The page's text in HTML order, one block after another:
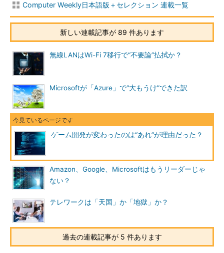
Computer Weekly日本語版＋セレクション 連載一覧
新しい連載記事が 89 件あります
無線LANはWi-Fi 7移行で“不要論”払拭か？
Microsoftが「Azure」で“大もうけ”できた訳
ゲーム開発が変わったのは“あれ”が理由だった？
Amazon、Google、Microsoftはもうリーダーじゃ
ない？
テレワークは「天国」か「地獄」か？
過去の連載記事が 5 件あります